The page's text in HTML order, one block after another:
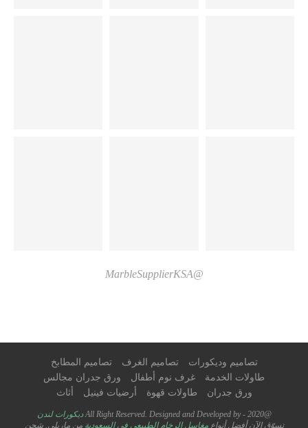
@MarbleSupplierKSA
تصاميم وديكورات تصاميم الغرف
تصاميم المطابخ
طاولات الخدمة
غرف نوم أطفال
ورق جدران مجالس
ورق جدران
طاولات قهوة أرضيات فينيل أثاث
@2020 - All Right Reserved. Designed and Developed by
ديكورات لندن
تسوّق الآن أفضل أنواعمغاسل الرخام الطبيعي في السعوديةمن ماربلي. شحن